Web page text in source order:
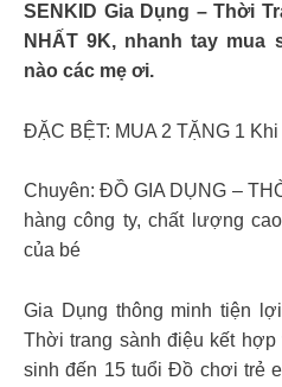
SENKID Gia Dụng – Thời
NHẤT 9K, nhanh tay mua
nào các mẹ ơi.
ĐẶC BỆT: MUA 2 TẶNG 1
Chuyên: ĐỒ GIA DỤNG –
hàng công ty, chất lượng
của bé
Gia Dụng thông minh tiện
Thời trang sành điệu kết
sinh đến 15 tuổi Đồ chơi trẻ